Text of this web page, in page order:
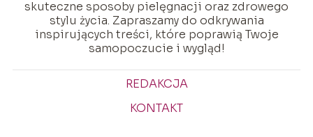
skuteczne sposoby pielęgnacji oraz zdrowego
stylu życia. Zapraszamy do odkrywania
inspirujących treści, które poprawią Twoje
samopoczucie i wygląd!
REDAKCJA
KONTAKT